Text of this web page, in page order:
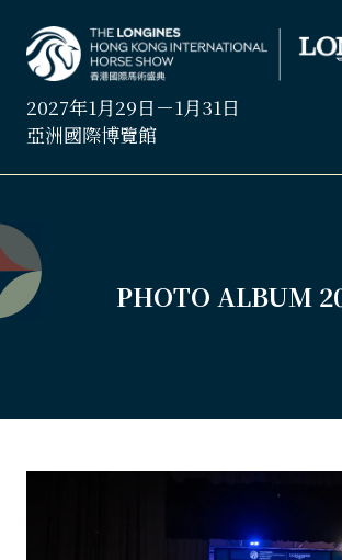
2027年1月29日－1月31日
亞洲國際博覽館
PHOTO ALBUM